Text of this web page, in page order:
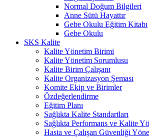
Normal Doğum Bilgileri
Anne Sütü Hayattır
Gebe Okulu Eğitim Kitabı
Gebe Okulu
SKS Kalite
Kalite Yönetim Birimi
Kalite Yönetim Sorumlusu
Kalite Birim Çalışanı
Kalite Organizasyon Şeması
Komite Ekip ve Birimler
Özdeğerlendirme
Eğitim Planı
Sağlıkta Kalite Standartları
Sağlıkta Performans ve Kalite
Hasta ve Çalışan Güvenliği